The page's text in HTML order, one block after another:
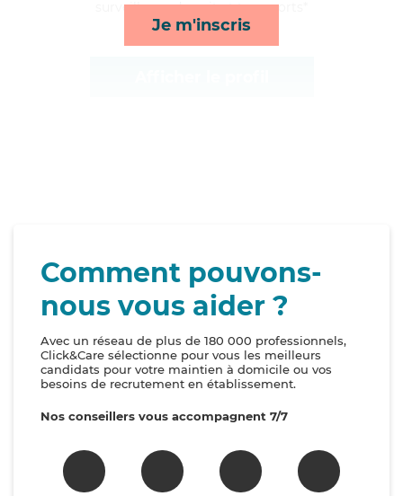
Je m'inscris
surveillance de nuit et transports*
Comment pouvons-
nous vous aider ?
Avec un réseau de plus de 180 000 professionnels,
Click&Care sélectionne pour vous les meilleurs
candidats pour votre maintien à domicile ou vos
besoins de recrutement en établissement.
Nos conseillers vous accompagnent 7/7